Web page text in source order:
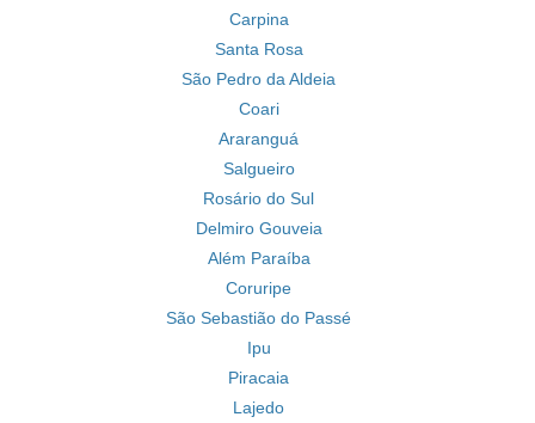
Carpina
Santa Rosa
São Pedro da Aldeia
Coari
Araranguá
Salgueiro
Rosário do Sul
Delmiro Gouveia
Além Paraíba
Coruripe
São Sebastião do Passé
Ipu
Piracaia
Lajedo